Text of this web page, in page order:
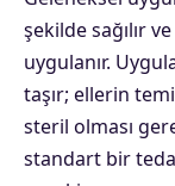
şekilde sağılır
uygulanır.
taşır; ellerin
steril olması
standart bir